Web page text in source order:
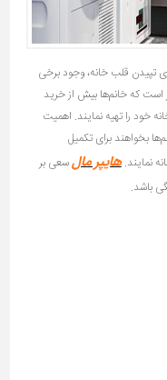
تپیدن قلب خانه، وجود برخی
است که خانم‌ها بیش از خرید
خود را تهیه نمایند. اهمیت
بخواهند برای تکمیل
نمایند.هایپر مالسعی بر
باشد.